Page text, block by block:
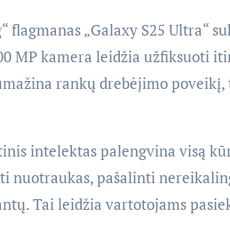
flagmanas „Galaxy S25 Ultra“
MP kamera leidžia užfiksuoti
rankų drebėjimo
intelektas palengvina visą
nuotraukas, pašalinti
Tai leidžia vartotojams